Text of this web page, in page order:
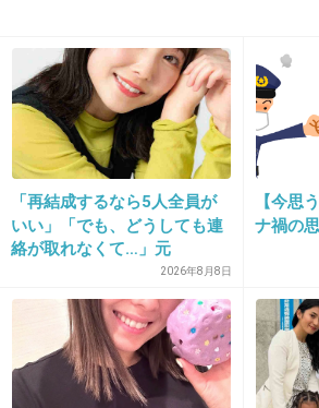
16. 匿名 2013/12/03(火) 11:47:40
こういうのって誰が撮ってるの
「撮らないで！！」って言わ
+480
「再結成するなら5人全員が
いい」「でも、どうしても連
絡が取れなくて…」元
ZONE・MIZUHO（38）が明
かす「19年ぶりに芸能界復
帰」した本当の理由
2026年8月8日
【今思
ナ禍の